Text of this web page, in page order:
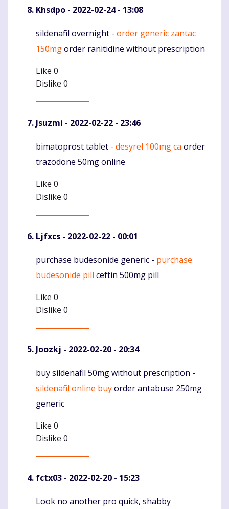
Khsdpo - 2022-02-24 - 13:08
Komentaras
sildenafil overnight - order generic zantac
150mgorder ranitidine without prescription
Like 0
Dislike 0
Jsuzmi - 2022-02-22 - 23:46
Komentaras
bimatoprost tablet - desyrel 100mg ca order
trazodone 50mg online
Like 0
Dislike 0
Ljfxcs - 2022-02-22 - 00:01
Komentaras
purchase budesonide generic - purchase
budesonide pill ceftin 500mg pill
Like 0
Dislike 0
Joozkj - 2022-02-20 - 20:34
Komentaras
buy sildenafil 50mg without prescription -
sildenafil online buyorder antabuse 250mg
generic
Like 0
Dislike 0
fctx03 - 2022-02-20 - 15:23
Komentaras
Look no another pro quick, shabby